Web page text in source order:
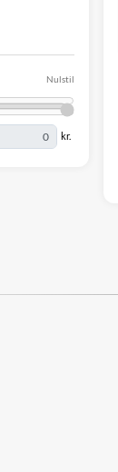
Nulstil
kr.